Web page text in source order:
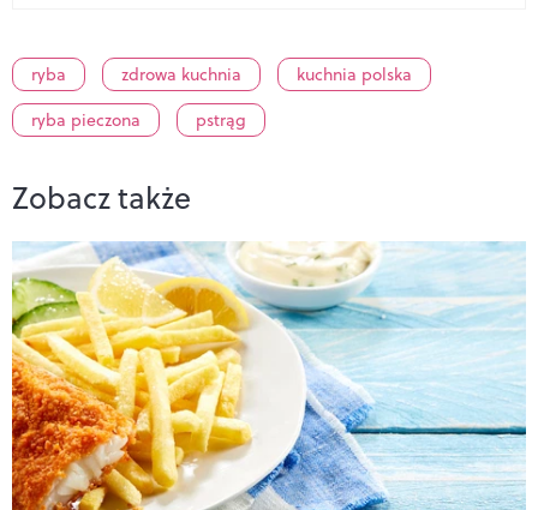
ryba zdrowa kuchnia
kuchnia polska
ryba pieczona
pstrąg
Zobacz także